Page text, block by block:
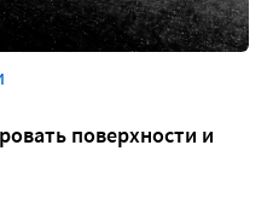
поверхности и